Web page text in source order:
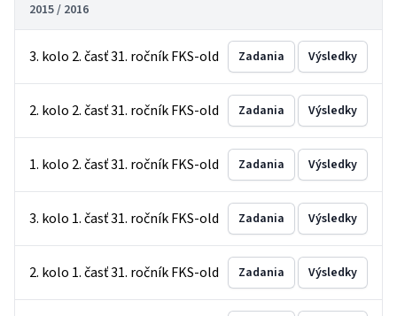
2015 / 2016
3. kolo 2. časť 31. ročník FKS-old Zadania Výsledky
2. kolo 2. časť 31. ročník FKS-old Zadania Výsledky
1. kolo 2. časť 31. ročník FKS-old Zadania Výsledky
3. kolo 1. časť 31. ročník FKS-old Zadania Výsledky
2. kolo 1. časť 31. ročník FKS-old Zadania Výsledky